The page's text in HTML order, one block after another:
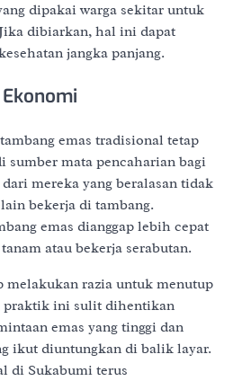
dipakai warga sekitar untuk
dibiarkan, hal ini dapat
jangka panjang.
emas tradisional tetap
sumber mata pencaharian bagi
mereka yang beralasan tidak
bekerja di tambang.
emas dianggap lebih cepat
atau bekerja serabutan.
melakukan razia untuk menutup
praktik ini sulit dihentikan
emas yang tinggi dan
ikut diuntungkan di balik layar.
di Sukabumi terus